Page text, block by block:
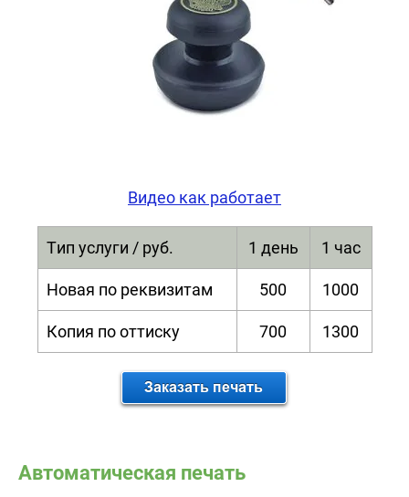
Видео как работает
Тип услуги / руб. 1 день 1 час
Новая по реквизитам 500 1000
Копия по оттиску 700 1300
Автоматическая печать